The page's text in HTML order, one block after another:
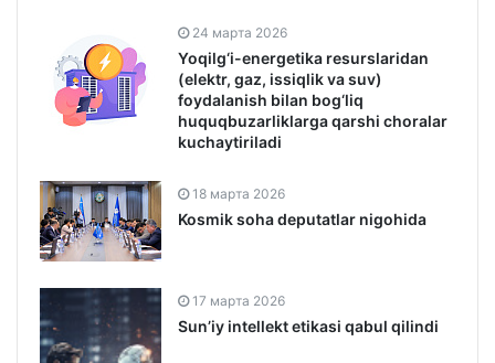
24 марта 2026
Yoqilg‘i-energetika resurslaridan
(elektr, gaz, issiqlik va suv)
foydalanish bilan bog‘liq
huquqbuzarliklarga qarshi choralar
kuchaytiriladi
18 марта 2026
Kosmik soha deputatlar nigohida
17 марта 2026
Sunʼiy intellekt etikasi qabul qilindi